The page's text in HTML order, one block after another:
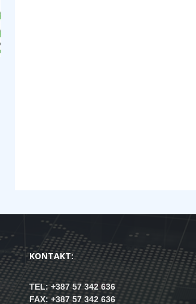
KONTAKT:
TEL: +387 57 342 636
FAX: +387 57 342 636